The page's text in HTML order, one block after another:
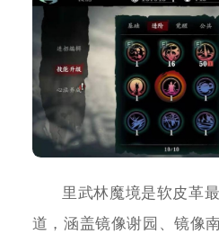
里武林魔境是软皮革
道，涵盖镜像谢园、镜像